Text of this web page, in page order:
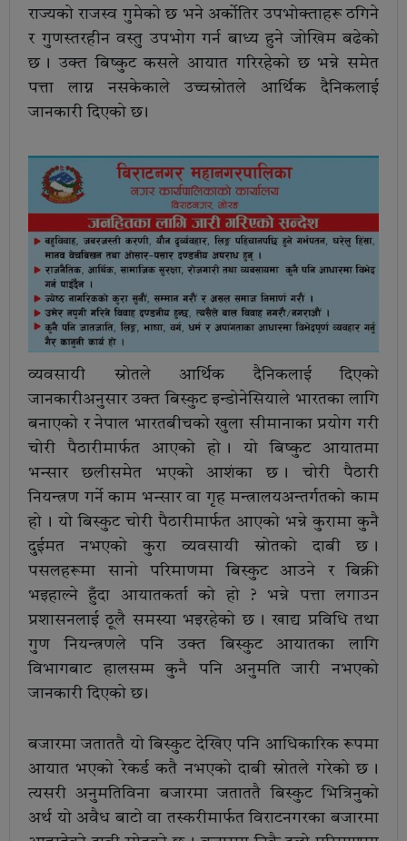
राज्यको राजस्व गुमेको छ भने अर्कोतिर उपभोक्ताहरू ठगिने
र गुणस्तरहीन वस्तु उपभोग गर्न बाध्य हुने जोखिम बढेको
छ । उक्त बिष्कुट कसले आयात गरिरहेको छ भन्ने समेत
पत्ता लाग्न नसकेकाले उच्चस्रोतले आर्थिक दैनिकलाई
जानकारी दिएको छ ।
व्यवसायी स्रोतले आर्थिक दैनिकलाई दिएको
जानकारीअनुसार उक्त बिस्कुट इन्डोनेसियाले भारतका लागि
बनाएको र नेपाल भारतबीचको खुला सीमानाका प्रयोग गरी
चोरी पैठारीमार्फत आएको हो । यो बिष्कुट आयातमा
भन्सार छलीसमेत भएको आशंका छ । चोरी पैठारी
नियन्त्रण गर्ने काम भन्सार वा गृह मन्त्रालयअन्तर्गतको काम
हो । यो बिस्कुट चोरी पैठारीमार्फत आएको भन्ने कुरामा कुनै
दुईमत नभएको कुरा व्यवसायी स्रोतको दाबी छ ।
पसलहरूमा सानो परिमाणमा बिस्कुट आउने र बिक्री
भइहाल्ने हुँदा आयातकर्ता को हो ? भन्ने पत्ता लगाउन
प्रशासनलाई ठूलै समस्या भइरहेको छ । खाद्य प्रविधि तथा
गुण नियन्त्रणले पनि उक्त बिस्कुट आयातका लागि
विभागबाट हालसम्म कुनै पनि अनुमति जारी नभएको
जानकारी दिएको छ ।
बजारमा जताततै यो बिस्कुट देखिए पनि आधिकारिक रूपमा
आयात भएको रेकर्ड कतै नभएको दाबी स्रोतले गरेको छ ।
त्यसरी अनुमतिविना बजारमा जताततै बिस्कुट भित्रिनुको
अर्थ यो अवैध बाटो वा तस्करीमार्फत विराटनगरका बजारमा